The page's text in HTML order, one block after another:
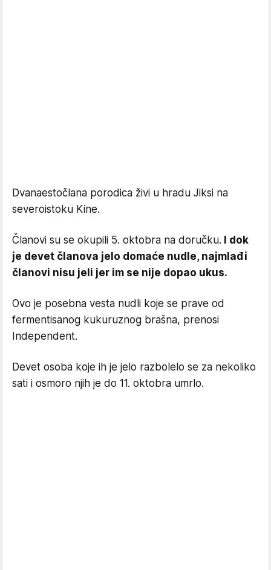
Dvanaestočlana porodica živi u hradu Jiksi na
severoistoku Kine.
Članovi su se okupili 5. oktobra na doručku. I dok
je devet članova jelo domaće nudle, najmlađi
članovi nisu jeli jer im se nije dopao ukus.
Ovo je posebna vesta nudli koje se prave od
fermentisanog kukuruznog brašna, prenosi
Independent.
Devet osoba koje ih je jelo razbolelo se za nekoliko
sati i osmoro njih je do 11. oktobra umrlo.